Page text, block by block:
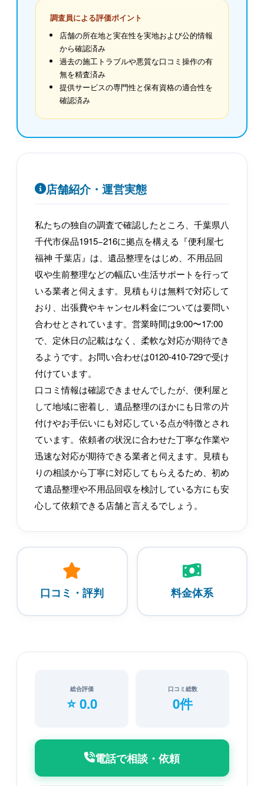
調査員による評価ポイント
店舗の所在地と実在性を実地および公的情報
から確認済み
過去の施工トラブルや悪質な口コミ操作の有
無を精査済み
提供サービスの専門性と保有資格の適合性を
確認済み
店舗紹介・運営実態
私たちの独自の調査で確認したところ、千葉県八
千代市保品1915−216に拠点を構える『便利屋七
福神 千葉店』は、遺品整理をはじめ、不用品回
収や生前整理などの幅広い生活サポートを行って
いる業者と伺えます。見積もりは無料で対応して
おり、出張費やキャンセル料金については要問い
合わせとされています。営業時間は9:00〜17:00
で、定休日の記載はなく、柔軟な対応が期待でき
るようです。お問い合わせは0120-410-729で受け
付けています。
口コミ情報は確認できませんでしたが、便利屋と
して地域に密着し、遺品整理のほかにも日常の片
付けやお手伝いにも対応している点が特徴とされ
ています。依頼者の状況に合わせた丁寧な作業や
迅速な対応が期待できる業者と伺えます。見積も
りの相談から丁寧に対応してもらえるため、初め
て遺品整理や不用品回収を検討している方にも安
心して依頼できる店舗と言えるでしょう。
口コミ・評判 料金体系
総合評価
⭐ 0.0
口コミ総数
0件
電話で相談・依頼